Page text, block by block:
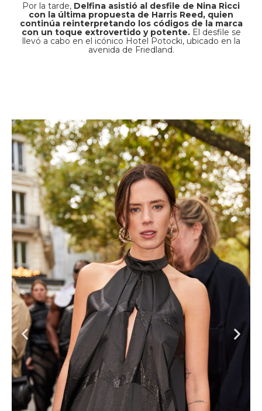
Por la tarde, Delfina asistió al desfile de Nina Ricci
con la última propuesta de Harris Reed, quien
continúa reinterpretando los códigos de la marca
con un toque extrovertido y potente.El desfile se
llevó a cabo en el icónico Hotel Potocki, ubicado en la
avenida de Friedland.